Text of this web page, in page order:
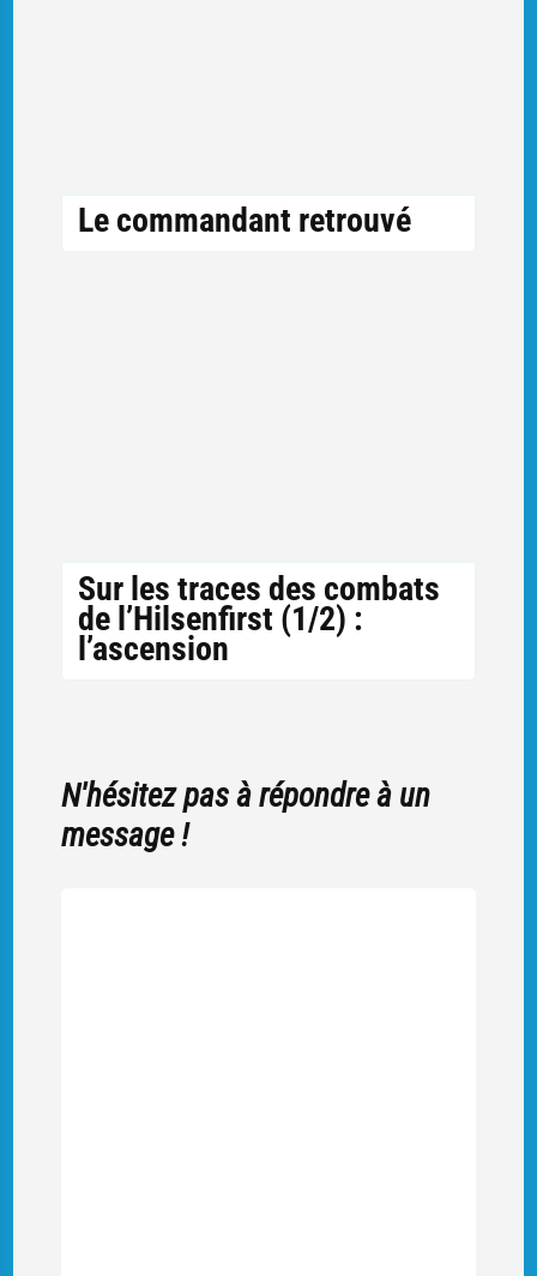
Le commandant retrouvé
Sur les traces des combats
de l’Hilsenfirst (1/2) :
l’ascension
N'hésitez pas à répondre à un
message !